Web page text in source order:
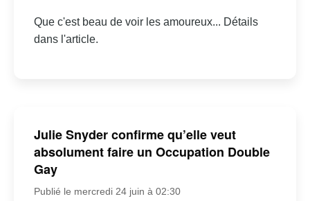
Que c'est beau de voir les amoureux... Détails
dans l'article.
Julie Snyder confirme qu’elle veut
absolument faire un Occupation Double
Gay
Publié le mercredi 24 juin à 02:30